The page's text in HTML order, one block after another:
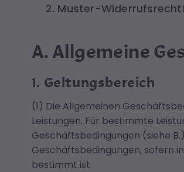
2. Muster-
A. Allgemeine
1. Geltungsbereich
(1) Die Allgemeinen
Leistungen. Für bestimmte
Geschäftsbedingungen (siehe
Geschäftsbedingungen, sofern
bestimmt ist.